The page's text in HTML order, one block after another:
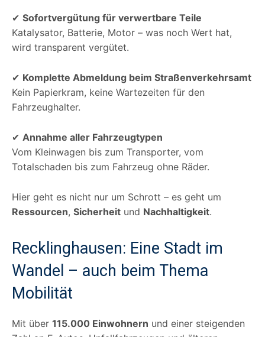
✔ Sofortvergütung für verwertbare Teile
Katalysator, Batterie, Motor – was noch Wert hat,
wird transparent vergütet.
✔ Komplette Abmeldung beim Straßenverkehrsamt
Kein Papierkram, keine Wartezeiten für den
Fahrzeughalter.
✔ Annahme aller Fahrzeugtypen
Vom Kleinwagen bis zum Transporter, vom
Totalschaden bis zum Fahrzeug ohne Räder.
Hier geht es nicht nur um Schrott – es geht um
Ressourcen, Sicherheit und Nachhaltigkeit.
Recklinghausen: Eine Stadt im
Wandel – auch beim Thema
Mobilität
Mit über 115.000 Einwohnern und einer steigenden